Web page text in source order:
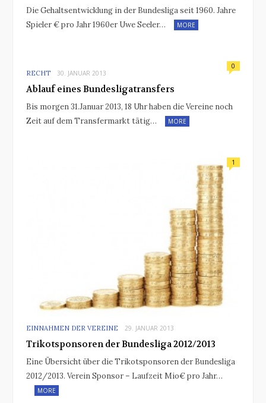
Die Gehaltsentwicklung in der Bundesliga seit 1960. Jahre
Spieler € pro Jahr 1960er Uwe Seeler…
MORE
RECHT 30. JANUAR 2013
0
Ablauf eines Bundesligatransfers
Bis morgen 31.Januar 2013, 18 Uhr haben die Vereine noch
Zeit auf dem Transfermarkt tätig…
MORE
EINNAHMEN DER VEREINE 29. JANUAR 2013
1
Trikotsponsoren der Bundesliga 2012/2013
Eine Übersicht über die Trikotsponsoren der Bundesliga
2012/2013. Verein Sponsor – Laufzeit Mio€ pro Jahr…
MORE